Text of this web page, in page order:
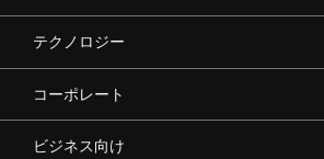
テクノロジー
コーポレート
ビジネス向け